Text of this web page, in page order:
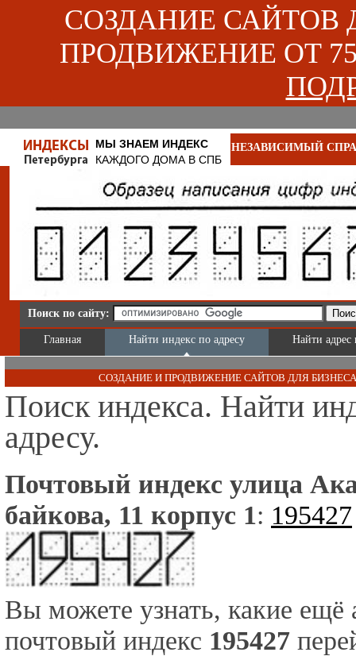
СОЗДАНИЕ САЙТОВ
ПРОДВИЖЕНИЕ ОТ
МЫ ЗНАЕМ ИНДЕКС
КАЖДОГО ДОМА В СПБ
НЕЗАВИСИМЫЙ
Поиск по сайту:
Главная Найти индекс по адресу Найти адрес
СОЗДАНИЕ И ПРОДВИЖЕНИЕ САЙТОВ ДЛЯ
Поиск индекса. Найти
адресу.
Почтовый индекс улица
байкова, 11 корпус 1: 195427
Вы можете узнать, какие ещё
почтовый индекс 195427